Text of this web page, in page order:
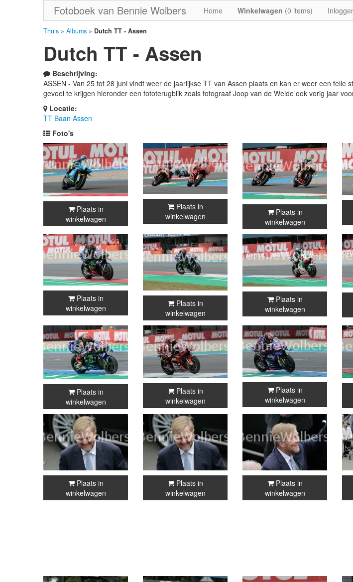
Fotoboek van Bennie Wolbers Home Winkelwagen (0 items)
Thuis » Albums » Dutch TT - Assen
Dutch TT - Assen
Beschrijving:
ASSEN - Van 25 tot 28 juni vindt weer de jaarlijkse TT van Assen plaats en kan er weer een
gevoel te krijgen hieronder een fototerugblik zoals fotograaf Joop van de Weide ook vorig jaar
Locatie:
TT Baan Assen
Foto's
Plaats in
winkelwagen
Plaats in
winkelwagen
Plaats in
winkelwagen
Plaats in
winkelwagen
Plaats in
winkelwagen
Plaats in
winkelwagen
Plaats in
winkelwagen
Plaats in
winkelwagen
Plaats in
winkelwagen
Plaats in
winkelwagen
Plaats in
winkelwagen
Plaats in
winkelwagen